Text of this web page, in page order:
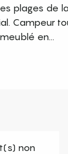
plages de
Campeur
en...
non